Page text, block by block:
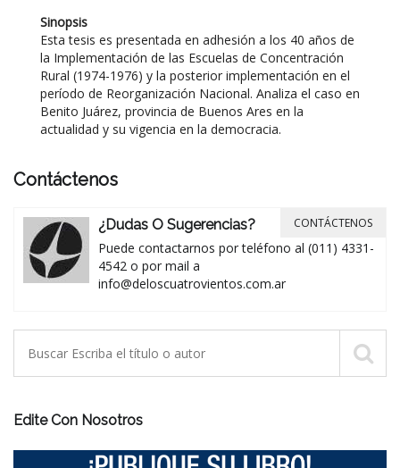
Sinopsis
Esta tesis es presentada en adhesión a los 40 años de
la Implementación de las Escuelas de Concentración
Rural (1974-1976) y la posterior implementación en el
período de Reorganización Nacional. Analiza el caso en
Benito Juárez, provincia de Buenos Ares en la
actualidad y su vigencia en la democracia.
Contáctenos
¿Dudas O Sugerencias?
Puede contactarnos por teléfono al (011) 4331-
4542 o por mail a
info@deloscuatrovientos.com.ar
CONTÁCTENOS
Edite Con Nosotros